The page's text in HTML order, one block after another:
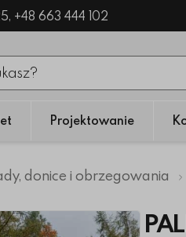
+48 663 444 102
fraza zostanie
Projektowanie
donice i obrzegowania